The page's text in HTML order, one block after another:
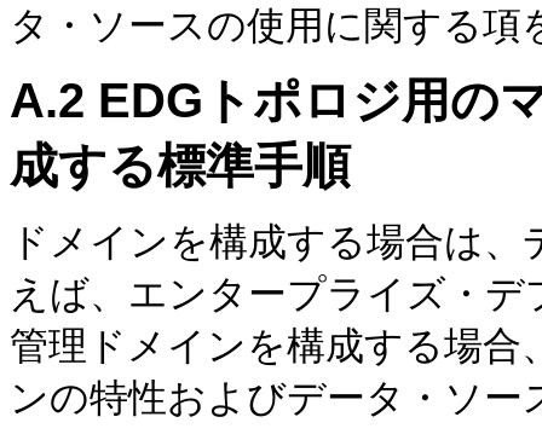
タ・ソースの使用に関する項
A.2 EDGトポロジ用の
成する標準手順
ドメインを構成する場合は
えば、エンタープライズ・
管理ドメインを構成する場
ンの特性およびデータ・ソー